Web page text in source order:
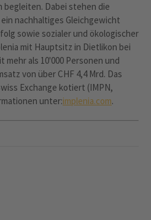
begleiten. Dabei stehen die
nachhaltiges Gleichgewicht
sowie sozialer und ökologischer
mit Hauptsitz in Dietlikon bei
als 10'000 Personen und
von über CHF 4,4 Mrd. Das
Exchange kotiert (IMPN,
unter:implenia.com.